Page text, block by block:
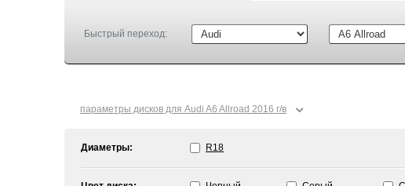
Быстрый переход:
параметры дисков для Audi A6 Allroad 2016 г/в ⌄
Диаметры: R18